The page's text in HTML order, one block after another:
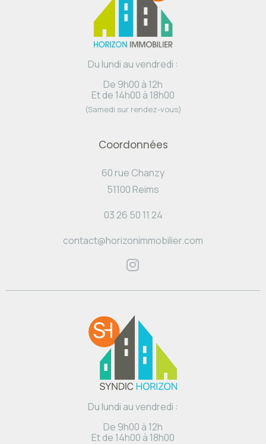
Du lundi au vendredi :
De 9h00 à 12h
Et de 14h00 à 18h00
(Samedi sur rendez-vous)
Coordonnées
60 rue Chanzy
51100 Reims
03 26 50 11 24
contact@horizonimmobilier.com
Du lundi au vendredi :
De 9h00 à 12h
Et de 14h00 à 18h00